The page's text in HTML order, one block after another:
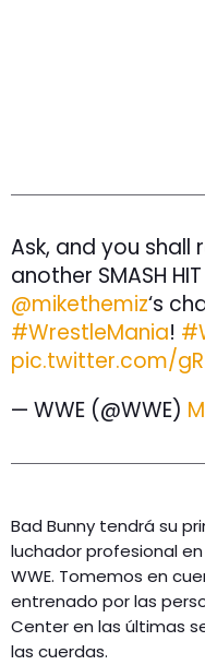
Ask, and you shall
another SMASH
@mikethemiz‘s
#WrestleMania!
pic.twitter.com/
— WWE (@WWE)
Bad Bunny tendrá su
luchador profesional
WWE. Tomemos en
entrenado por las
Center en las últimas
las cuerdas.